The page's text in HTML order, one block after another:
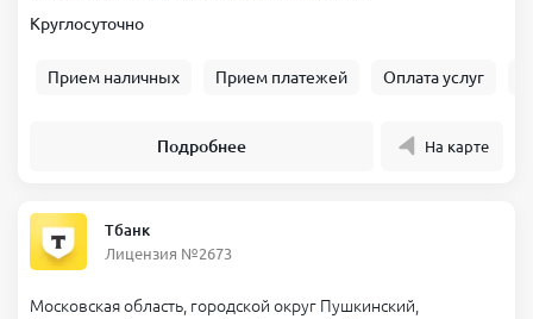
Круглосуточно
Прием наличных Прием платежей Оплата услуг
Подробнее На карте
Тбанк
Лицензия №2673
Московская область, городской округ Пушкинский,